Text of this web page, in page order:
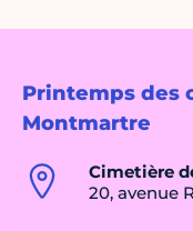
Printemps des
Montmartre
Cimetière
20, avenue